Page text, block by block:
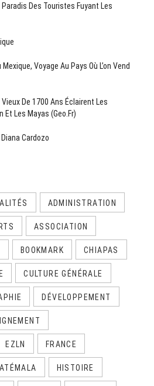
Paradis Des Touristes Fuyant Les
Voyage Au Pays Où L’on Vend
Vieux De 1700 Ans Éclairent Les
Et Les Mayas (Geo.fr)
Cardozo
ADMINISTRATION
ASSOCIATION
BOOKMARK CHIAPAS
CULTURE GÉNÉRALE
DÉVELOPPEMENT
EZLN FRANCE
HISTOIRE